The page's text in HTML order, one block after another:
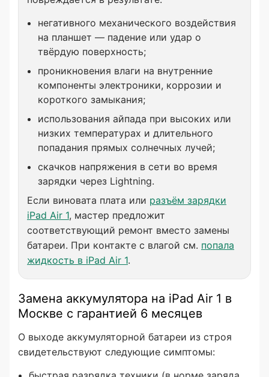
негативного механического воздействия
на планшет — падение или удар о
твёрдую поверхность;
проникновения влаги на внутренние
компоненты электроники, коррозии и
короткого замыкания;
использования айпада при высоких или
низких температурах и длительного
попадания прямых солнечных лучей;
скачков напряжения в сети во время
зарядки через Lightning.
Если виновата плата или разъём зарядки
iPad Air 1, мастер предложит
соответствующий ремонт вместо замены
батареи. При контакте с влагой см. попала
жидкость в iPad Air 1.
Замена аккумулятора на iPad Air 1 в
Москве с гарантией 6 месяцев
О выходе аккумуляторной батареи из строя
свидетельствуют следующие симптомы: